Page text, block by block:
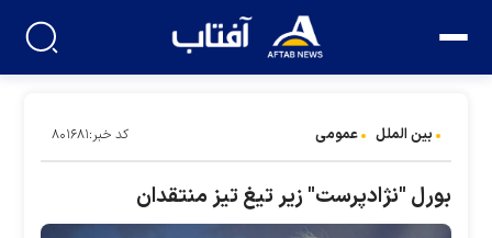
بین الملل عمومی کد خبر:۸۰۱۶۸۱
بورل "نژادپرست" زیر تیغ تیز منتقدان